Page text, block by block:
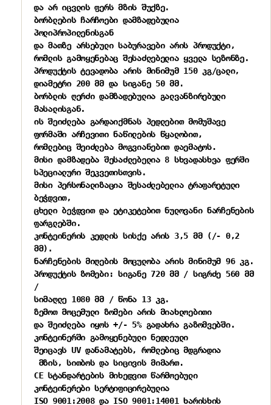
და არ იცვლის ფერს მზის შუქზე.
ბორბლების ჩარჩოები დამზადებულია
პოლიპროპილენისგან
და მათზე არსებული საბურავები არის პროდუქტი,
რომლის გამოყენებაც შესაძლებელია ყველა სეზონზე.
პროდუქტის ტევადობა არის მინიმუმ 150 კგ/ცალი,
დიამეტრი 200 მმ და სიგანე 50 მმ.
ბორბლის ღერძი დამზადებულია გალვანზირებული
მასალისგან.
ის შეიძლება გარდაიქმნას პედლებით მომუშავე
ფორმაში არჩევითი ნაწილების წყალობით,
რომლებიც შეიძლება მოგვიანებით დაემატოს.
მისი დამზადება შესაძლებელია 8 სხვადასხვა ფერში
სპეციალური შეკვეთისთვის.
მისი პერსონალიზაცია შესაძლებელია ტრაფარეტული
ბეჭდვით,
ცხელი ბეჭდვით და ეტიკეტებით ნულოვანი ნარჩენების
ფარგლებში.
კონტეინერის კედლის სისქე არის 3,5 მმ (/- 0,2
მმ).
ნარჩენების მიღების მოცულობა არის მინიმუმ 96 კგ.
პროდუქტის ზომები: სიგანე 720 მმ / სიგრძე 560 მმ
/
სიმაღლე 1080 მმ / წონა 13 კგ.
ზემოთ მოცემული ზომები არის მიახლოებითი
და შეიძლება იყოს +/- 5% გადახრა გაზომვებში.
კონტეინერში გამოყენებული ნედლეული
შეიცავს UV დანამატებს, რომლებიც მდგრადია
CE სტანდარტების მიხედვით წარმოებული
კონტეინერები სერტიფიცირებულია
ISO 9001:2008 და ISO 9001:14001 ხარისხის